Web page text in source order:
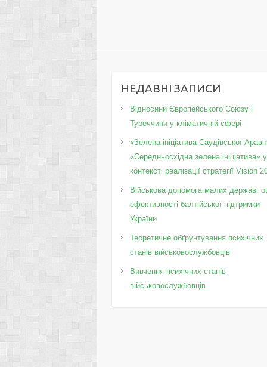
НЕДАВНІ ЗАПИСИ
Відносини Європейського Союзу і
Туреччини у кліматичній сфері
«Зелена ініціатива Саудівської
«Середньосхідна зелена ініціатива» у
контексті реалізації стратегії Vision
Військова допомога малих держав:
ефективності балтійської підтримки
України
Теоретичне обґрунтування психічних
станів військовослужбовців
Вивчення психічних станів
військовослужбовців